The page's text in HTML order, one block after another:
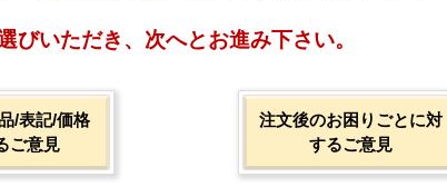
びいただき、次へとお進み下さい。
/表記/価格
ご意見
注文後のお困りごとに対
するご意見